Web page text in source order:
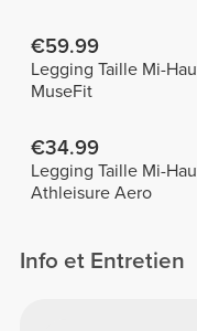
€59.99
Legging Taille Mi-
MuseFit
€34.99
Legging Taille Mi-
Athleisure Aero
Info et Entretien